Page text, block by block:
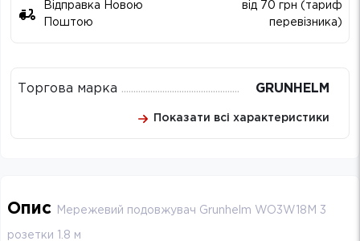
Відправка Новою
Поштою
від 70 грн (тариф
перевізника)
Торгова марка GRUNHELM
Показати всі характеристики
Опис Мережевий подовжувач Grunhelm WO3W18M 3
розетки 1.8 м